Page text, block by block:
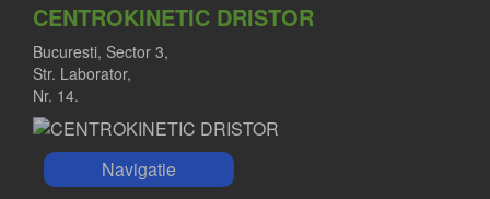
CENTROKINETIC DRISTOR
Bucuresti, Sector 3,
Str. Laborator,
Nr. 14.
Navigatie